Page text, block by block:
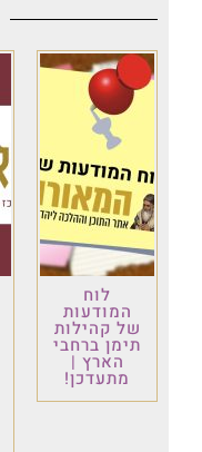
לוח
המודעות
של קהילות
תימן ברחבי
הארץ |
מתעדכן!